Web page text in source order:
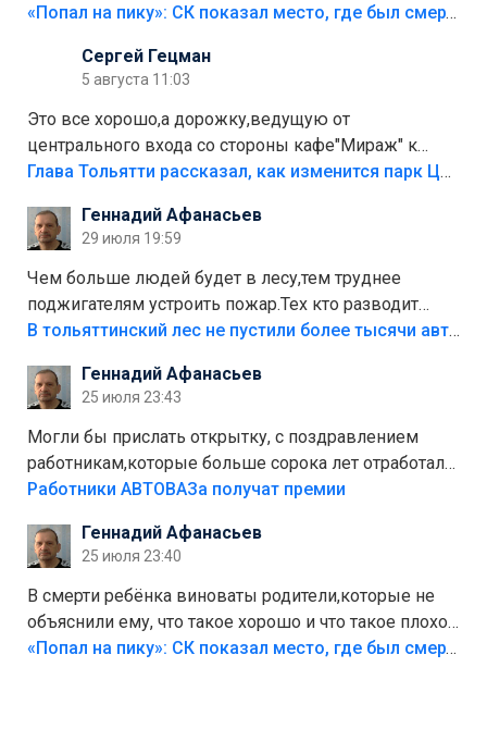
«Попал на пику»: СК показал место, где был смертельно травмирован ребенок в Тольятти
Сергей Гецман
5 августа 11:03
Это все хорошо,а дорожку,ведущую от
центрального входа со стороны кафе"Мираж" к
аттракционам слабо доделать?А то бордюры
лежала в парке и испортилась.Да еще,видимо,часть
украли.
Глава Тольятти рассказал, как изменится парк Центрального района
Геннадий Афанасьев
29 июля 19:59
Чем больше людей будет в лесу,тем труднее
поджигателям устроить пожар.Тех кто разводит
костры,тех надо безбожно штрафовать.Камер полно
Штрафы мизерные.
В тольяттинский лес не пустили более тысячи автомобилей
Геннадий Афанасьев
25 июля 23:43
Могли бы прислать открытку, с поздравлением
работникам,которые больше сорока лет отработали
на предприятии.
Работники АВТОВАЗа получат премии
Геннадий Афанасьев
25 июля 23:40
В смерти ребёнка виноваты родители,которые не
объяснили ему, что такое хорошо и что такое плохо!
Лезть через такой забор,верх безумия,есть же
«Попал на пику»: СК показал место, где был смертельно травмирован ребенок в Тольятти